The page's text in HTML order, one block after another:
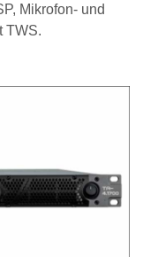
Mikrofon- und
TWS.